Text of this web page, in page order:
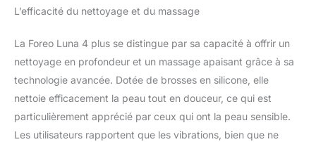
Appareil facial à
L’efficacité du nettoyage et du massage
La Foreo Luna 4 plus se distingue par sa capacité à offrir un
nettoyage en profondeur et un massage apaisant grâce à sa
technologie avancée. Dotée de brosses en silicone, elle
nettoie efficacement la peau tout en douceur, ce qui est
particulièrement apprécié par ceux qui ont la peau sensible.
Les utilisateurs rapportent que les vibrations, bien que ne